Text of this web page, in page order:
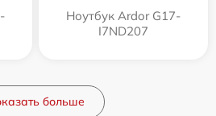
Ноутбук Ardor G17-
I7ND207
больше